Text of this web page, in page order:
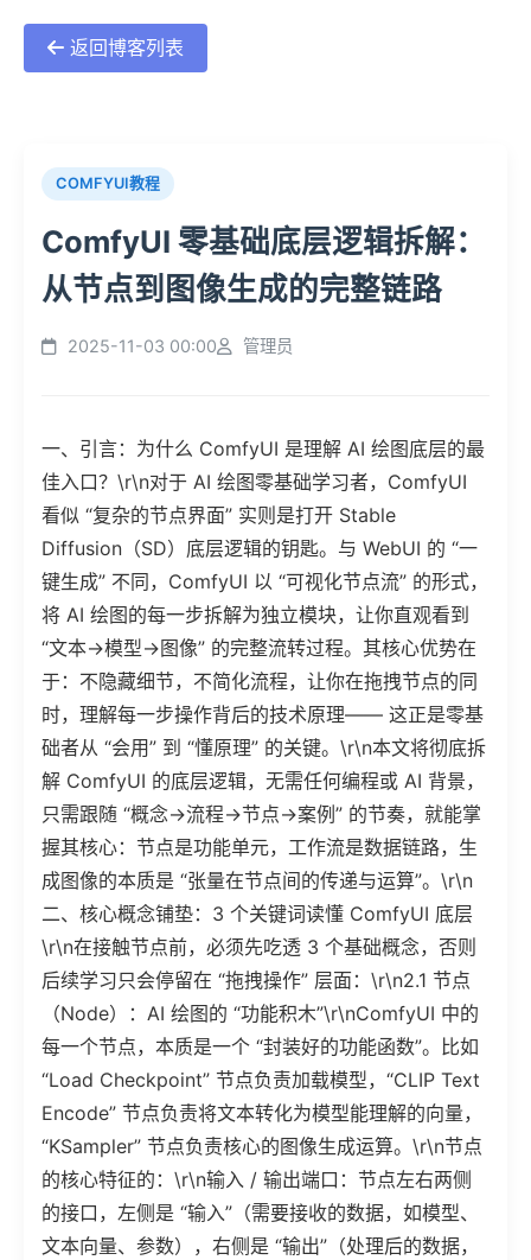
媒
返回博客列表
COMFYUI教程
ComfyUI 零基础底层逻辑拆解：
从节点到图像生成的完整链路
2025-11-03 00:00 管理员
一、引言：为什么 ComfyUI 是理解 AI 绘图底层的最
佳入口？\r\n对于 AI 绘图零基础学习者，ComfyUI
看似 “复杂的节点界面” 实则是打开 Stable
Diffusion（SD）底层逻辑的钥匙。与 WebUI 的 “一
键生成” 不同，ComfyUI 以 “可视化节点流” 的形式，
将 AI 绘图的每一步拆解为独立模块，让你直观看到
“文本→模型→图像” 的完整流转过程。其核心优势在
于：不隐藏细节，不简化流程，让你在拖拽节点的同
时，理解每一步操作背后的技术原理—— 这正是零基
础者从 “会用” 到 “懂原理” 的关键。\r\n本文将彻底拆
解 ComfyUI 的底层逻辑，无需任何编程或 AI 背景，
只需跟随 “概念→流程→节点→案例” 的节奏，就能掌
握其核心：节点是功能单元，工作流是数据链路，生
成图像的本质是 “张量在节点间的传递与运算”。\r\n
二、核心概念铺垫：3 个关键词读懂 ComfyUI 底层
\r\n在接触节点前，必须先吃透 3 个基础概念，否则
后续学习只会停留在 “拖拽操作” 层面：\r\n2.1 节点
（Node）：AI 绘图的 “功能积木”\r\nComfyUI 中的
每一个节点，本质是一个 “封装好的功能函数”。比如
“Load Checkpoint” 节点负责加载模型，“CLIP Text
Encode” 节点负责将文本转化为模型能理解的向量，
“KSampler” 节点负责核心的图像生成运算。\r\n节点
的核心特征的：\r\n输入 / 输出端口：节点左右两侧
的接口，左侧是 “输入”（需要接收的数据，如模型、
文本向量、参数），右侧是 “输出”（处理后的数据，